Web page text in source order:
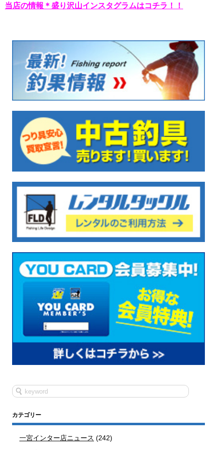
当店の情報＊盛り沢山インスタグラムはコチラ！！
カテゴリー
一宮インター店ニュース (242)